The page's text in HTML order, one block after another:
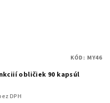
obličiek 90 kapsúl
DPH
KÓD: MY46